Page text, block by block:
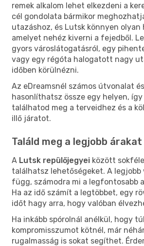
remek alkalom lehet elkezdeni a
cél gondolata bármikor
utazáshoz, és Lutsk könnyen olyan
amelyet nehéz kiverni a fejedből.
gyors városlátogatásról, egy
vagy egy régóta halogatott nagy
időben körülnézni.
Az eDreamsnél számos útvonalat
hasonlíthatsz össze egy helyen,
találhatod meg a terveidhez és a
illő járatot.
Találd meg a legjobb
A Lutsk repülőjegyei között
találhatsz lehetőségeket. A
függ, számodra mi a legfontosabb
Ha az idő számít a legtöbbet, egy
időt hagy arra, hogy valóban
Ha inkább spórolnál anélkül, hogy
kompromisszumot kötnél, már
rugalmasság is sokat segíthet.